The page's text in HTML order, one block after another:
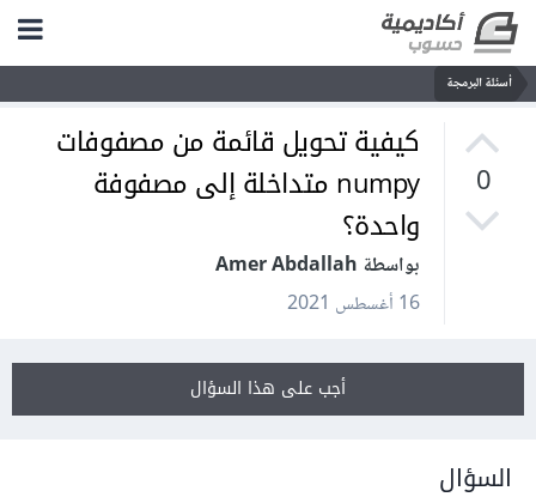
أسئلة البرمجة
0
كيفية تحويل قائمة من مصفوفات
numpy متداخلة إلى مصفوفة
واحدة؟
بواسطة Amer Abdallah
16 أغسطس 2021
أجب على هذا السؤال
السؤال